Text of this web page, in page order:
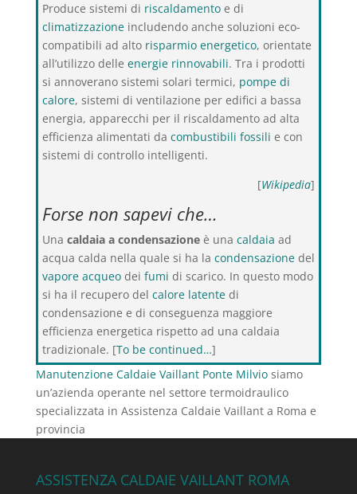
Produce sistemi di riscaldamentoe di
climatizzazioneincludendo anche soluzioni eco-
compatibili ad alto risparmio energetico, orientate
all’utilizzo delle energie rinnovabili. Tra i prodotti
si annoverano sistemi solari termici, pompe di
calore, sistemi di ventilazione per edifici a bassa
energia, apparecchi per il riscaldamento ad alta
efficienza alimentati da combustibili fossili e con
sistemi di controllo intelligenti.
[Wikipedia]
Forse non sapevi che…
Una caldaia a condensazioneè una caldaia ad
acqua calda nella quale si ha la condensazionedel
vapore acqueodei fumi di scarico. In questo modo
si ha il recupero del calore latentedi
condensazione e di conseguenza maggiore
efficienza energetica rispetto ad una caldaia
tradizionale. [To be continued…]
Manutenzione Caldaie Vaillant Ponte Milviosiamo
un’azienda operante nel settore termoidraulico
specializzata in Assistenza Caldaie Vaillant a Roma e
provincia
ASSISTENZA CALDAIE VAILLANT ROMA